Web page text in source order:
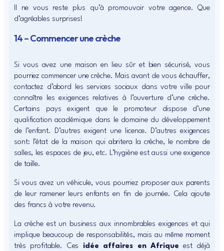
Il ne vous reste plus qu’à promouvoir votre agence. Que
d’agréables surprises!
14 – Commencer une crèche
Si vous avez une maison en lieu sûr et bien sécurisé, vous
pourriez commencer une crèche. Mais avant de vous échauffer,
contactez d’abord les services sociaux dans votre ville pour
connaître les exigences relatives à l’ouverture d’une crèche.
Certains pays exigent que le promoteur dispose d’une
qualification académique dans le domaine du développement
de l’enfant. D’autres exigent une licence. D’autres exigences
sont: l’état de la maison qui abritera la crèche, le nombre de
salles, les espaces de jeu, etc. L’hygiène est aussi une exigence
de taille.
Si vous avez un véhicule, vous pourriez proposer aux parents
de leur ramener leurs enfants en fin de journée. Cela ajoute
des francs à votre revenu.
La crèche est un business aux innombrables exigences et qui
implique beaucoup de responsabilités, mais au même moment
très profitable. Ces idée affaires en Afrique est déjà